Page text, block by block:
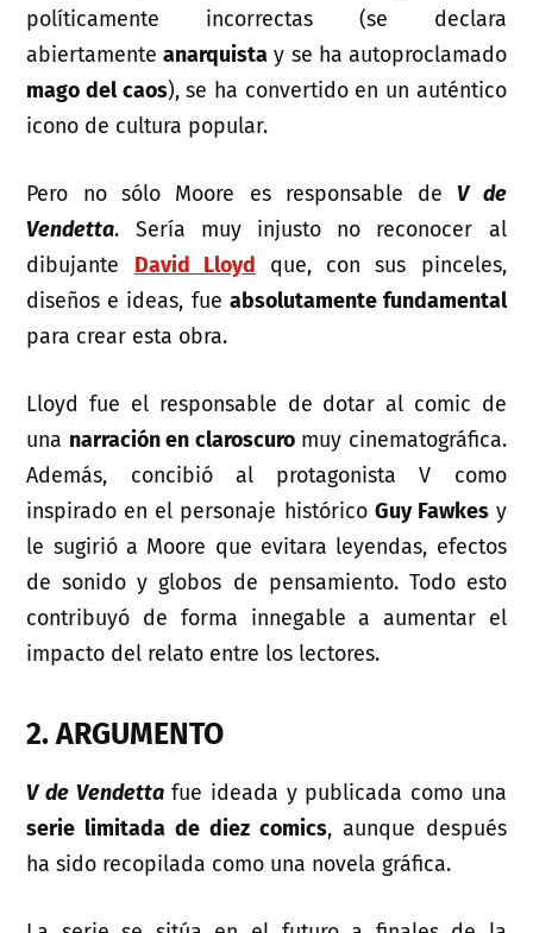
políticamente incorrectas (se declara
abiertamenteanarquista y se ha autoproclamado
mago del caos), se ha convertido en un auténtico
icono de cultura popular.
Pero no sólo Moore es responsable deV de
Vendetta. Sería muy injusto no reconocer al
dibujante David Lloyd que, con sus pinceles,
diseños e ideas, fue absolutamente fundamental
para crear esta obra.
Lloyd fue el responsable de dotar al comic de
una narración en claroscuromuy cinematográfica.
Además, concibió al protagonista V como
inspirado en el personaje histórico Guy Fawkesy
le sugirió a Moore que evitara leyendas, efectos
de sonido y globos de pensamiento. Todo esto
contribuyó de forma innegable a aumentar el
impacto del relato entre los lectores.
2. ARGUMENTO
V de Vendettafue ideada y publicada como una
serie limitada de diez comics, aunque después
ha sido recopilada como una novela gráfica.